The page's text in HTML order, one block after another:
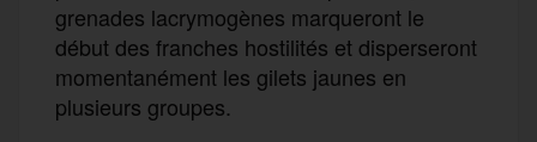
grenades lacrymogènes marqueront le
début des franches hostilités et disperseront
momentanément les gilets jaunes en
plusieurs groupes.